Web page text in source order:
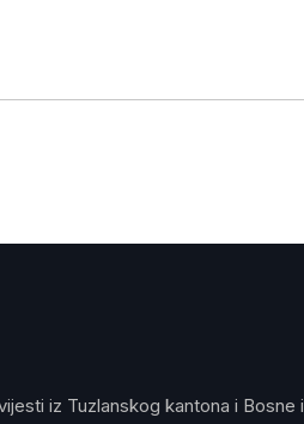
iz Tuzlanskog kantona i Bosne i